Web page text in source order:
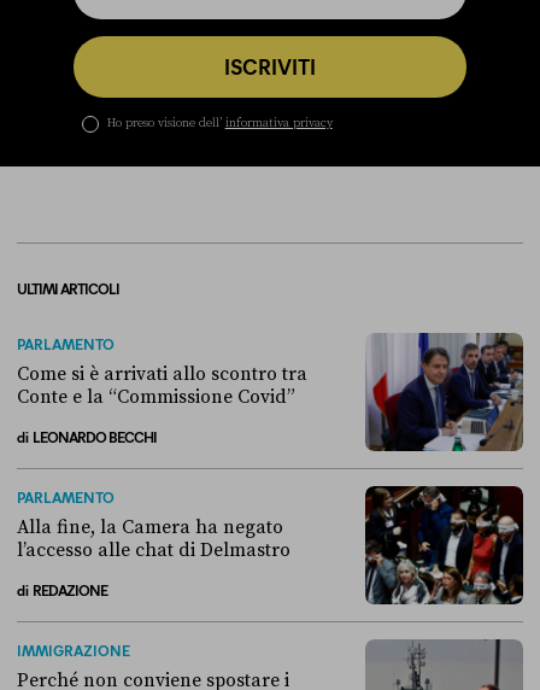
ISCRIVITI
Ho preso visione dell’ informativa privacy
ULTIMI ARTICOLI
PARLAMENTO
Come si è arrivati allo scontro tra
Conte e la “Commissione Covid”
di LEONARDO BECCHI
PARLAMENTO
Alla fine, la Camera ha negato
l’accesso alle chat di Delmastro
di REDAZIONE
IMMIGRAZIONE
Perché non conviene spostare i